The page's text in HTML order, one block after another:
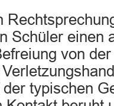
Schüler einen
von
typischen